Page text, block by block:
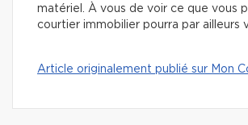
matériel. À vous de voir ce que vous
courtier immobilier pourra par ailleurs
Article originalement publié sur Mon